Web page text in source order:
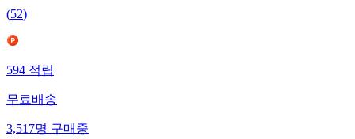
(52)
594적립
무료배송
3,517명구매중